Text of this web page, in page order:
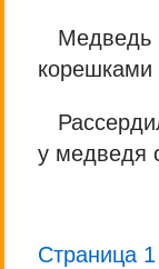
Медведь
корешками
у медведя
Страница 1